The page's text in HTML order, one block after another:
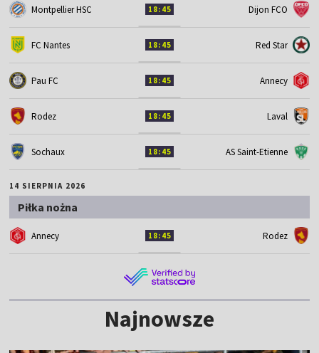
Montpellier HSC 18:45 Dijon FCO
FC Nantes 18:45 Red Star
Pau FC 18:45 Annecy
Rodez 18:45 Laval
Sochaux 18:45 AS Saint-Etienne
14 SIERPNIA 2026
Piłka nożna
Annecy 18:45 Rodez
Najnowsze